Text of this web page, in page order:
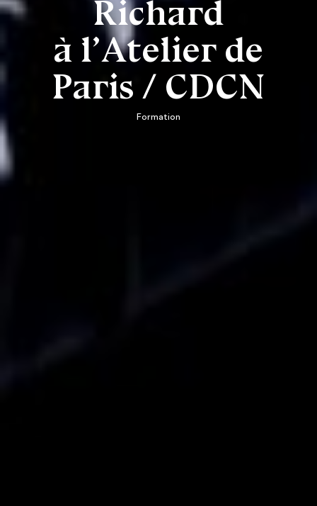
Richard
à l’Atelier de
Paris / CDCN
Formation